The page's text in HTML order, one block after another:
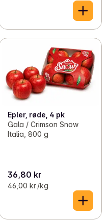
Epler, røde, 4 pk
Gala / Crimson Snow
Italia, 800 g
36,80 kr
46,00 kr /kg